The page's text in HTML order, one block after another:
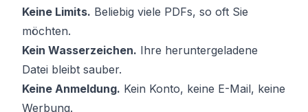
Keine Limits. Beliebig viele PDFs, so oft Sie
möchten.
Kein Wasserzeichen. Ihre heruntergeladene
Datei bleibt sauber.
Keine Anmeldung. Kein Konto, keine E-Mail, keine
Werbung.